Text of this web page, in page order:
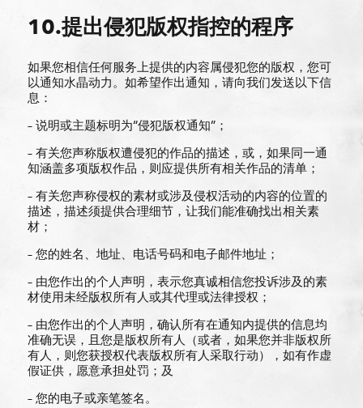
10.提出侵犯版权指控的程序
如果您相信任何服务上提供的内容属侵犯您的版权，您可
以通知水晶动力。如希望作出通知，请向我们发送以下信
息：
– 说明或主题标明为“侵犯版权通知”；
– 有关您声称版权遭侵犯的作品的描述，或，如果同一通
知涵盖多项版权作品，则应提供所有相关作品的清单；
– 有关您声称侵权的素材或涉及侵权活动的内容的位置的
描述，描述须提供合理细节，让我们能准确找出相关素
材；
– 您的姓名、地址、电话号码和电子邮件地址；
– 由您作出的个人声明，表示您真诚相信您投诉涉及的素
材使用未经版权所有人或其代理或法律授权；
– 由您作出的个人声明，确认所有在通知内提供的信息均
准确无误，且您是版权所有人（或者，如果您并非版权所
有人，则您获授权代表版权所有人采取行动），如有作虚
假证供，愿意承担处罚；及
– 您的电子或亲笔签名。